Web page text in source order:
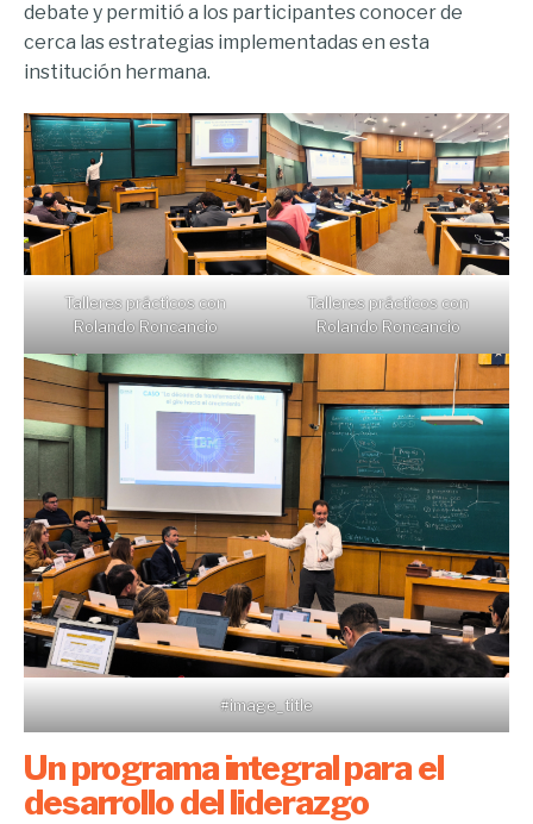
debate y permitió a los participantes conocer de
cerca las estrategias implementadas en esta
institución hermana.
Talleres prácticos con
Rolando Roncancio
Talleres prácticos con
Rolando Roncancio
#image_title
Un programa integral para el
desarrollo del liderazgo